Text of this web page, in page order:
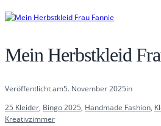
Mein Herbstkleid
Veröffentlicht am5. November 2025in
25 Kleider, Bingo 2025, Handmade Fashion,
Kreativzimmer